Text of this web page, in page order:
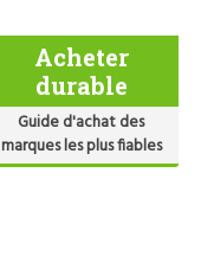
Acheter
durable
Guide d'achat des
marques les plus fiables